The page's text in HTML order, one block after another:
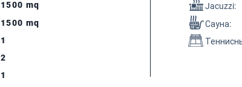
1500 mq
1500 mq
1
Jacuzzi:
Сауна:
2
1